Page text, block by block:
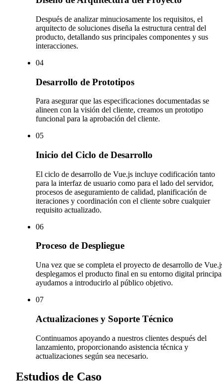
Después de analizar minuciosamente los requisitos, el
arquitecto de soluciones diseña la estructura central del
producto, detallando sus principales componentes y sus
interacciones.
04
Desarrollo de Prototipos
Para asegurar que las especificaciones documentadas se
alineen con la visión del cliente, creamos un prototipo
funcional para la aprobación del cliente.
05
Inicio del Ciclo de Desarrollo
El ciclo de desarrollo de Vue.js incluye codificación tanto
para la interfaz de usuario como para el lado del servidor,
procesos de aseguramiento de calidad, planificación de
iteraciones y coordinación con el cliente sobre cualquier
requisito actualizado.
06
Proceso de Despliegue
Una vez que se completa el proyecto de desarrollo de
desplegamos el producto final en su entorno digital
ayudamos a introducirlo al público objetivo.
07
Actualizaciones y Soporte Técnico
Continuamos apoyando a nuestros clientes después del
lanzamiento, proporcionando asistencia técnica y
actualizaciones según sea necesario.
Estudios de Caso